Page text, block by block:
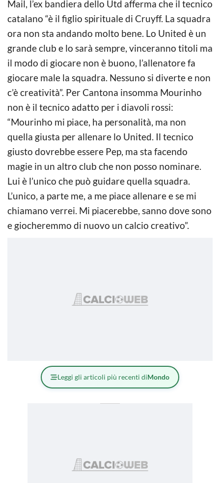
Mail, l’ex bandiera dello Utd afferma che il tecnico
catalano “è il figlio spirituale di Cruyff. La squadra
ora non sta andando molto bene. Lo United è un
grande club e lo sarà sempre, vinceranno titoli ma
il modo di giocare non è buono, l’allenatore fa
giocare male la squadra. Nessuno si diverte e non
c’è creatività”. Per Cantona insomma Mourinho
non è il tecnico adatto per i diavoli rossi:
“Mourinho mi piace, ha personalità, ma non
quella giusta per allenare lo United. Il tecnico
giusto dovrebbe essere Pep, ma sta facendo
magie in un altro club che non posso nominare.
Lui è l’unico che può guidare quella squadra.
L’unico, a parte me, a me piace allenare e se mi
chiamano verrei. Mi piacerebbe, sanno dove sono
e giocheremmo di nuovo un calcio creativo”.
Leggi gli articoli più recenti diMondo